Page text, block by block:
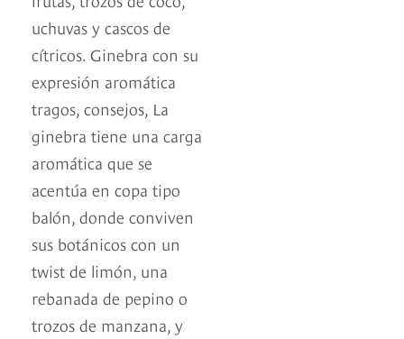
uchuvas y cascos de
cítricos. Ginebra con su
expresión aromática
tragos, consejos, La
ginebra tiene una carga
aromática que se
acentúa en copa tipo
balón, donde conviven
sus botánicos con un
twist de limón, una
rebanada de pepino o
trozos de manzana, y